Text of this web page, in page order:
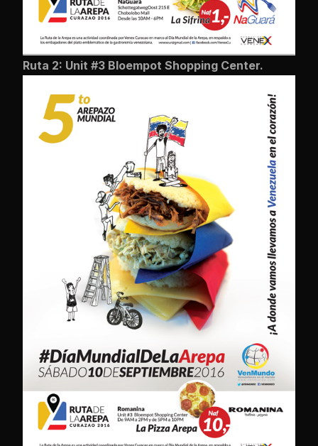
Ruta 2: Unit #3 Bloempot Shopping Center.